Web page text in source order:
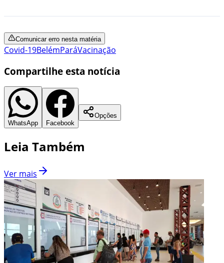
Comunicar erro nesta matéria
Covid-19BelémParáVacinação
Compartilhe esta notícia
WhatsApp Facebook
Opções
Leia Também
Ver mais